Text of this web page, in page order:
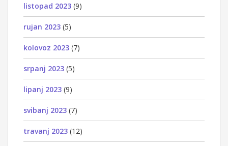
listopad 2023 (9)
rujan 2023 (5)
kolovoz 2023 (7)
srpanj 2023 (5)
lipanj 2023 (9)
svibanj 2023 (7)
travanj 2023 (12)